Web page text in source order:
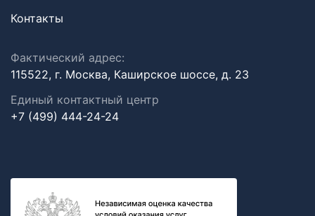
Контакты
Фактический адрес:
115522, г. Москва, Каширское шоссе, д. 23
Единый контактный центр
+7 (499) 444-24-24